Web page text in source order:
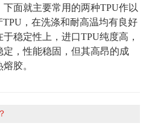
面就主要常用的两种TPU作以
，在洗涤和耐高温均有良好
稳定性上，进口TPU纯度高，
，性能稳固，但其高昂的成
胶。